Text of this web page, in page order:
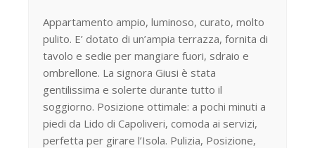
Appartamento ampio, luminoso, curato, molto
pulito. E’ dotato di un’ampia terrazza, fornita di
tavolo e sedie per mangiare fuori, sdraio e
ombrellone. La signora Giusi è stata
gentilissima e solerte durante tutto il
soggiorno. Posizione ottimale: a pochi minuti a
piedi da Lido di Capoliveri, comoda ai servizi,
perfetta per girare l’Isola. Pulizia, Posizione,